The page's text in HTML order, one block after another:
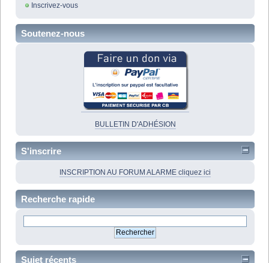
Inscrivez-vous
Soutenez-nous
BULLETIN D'ADHÉSION
S'inscrire
INSCRIPTION AU FORUM ALARME cliquez ici
Recherche rapide
Sujet récents